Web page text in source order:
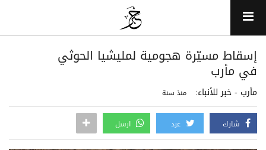
إسقاط مسيّرة هجومية لمليشيا الحوثي
في مأرب
مأرب - خبر للأنباء: منذ سنة
شارك غرد ارسل